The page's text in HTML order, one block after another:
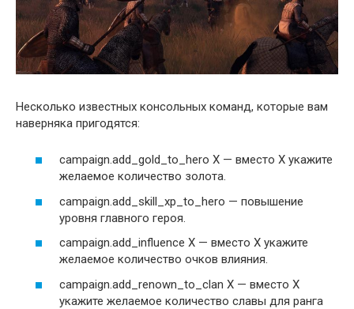
Несколько известных консольных команд, которые вам
наверняка пригодятся:
campaign.add_gold_to_hero X — вместо X укажите
желаемое количество золота.
campaign.add_skill_xp_to_hero — повышение
уровня главного героя.
campaign.add_influence X — вместо X укажите
желаемое количество очков влияния.
campaign.add_renown_to_clan X — вместо X
укажите желаемое количество славы для ранга